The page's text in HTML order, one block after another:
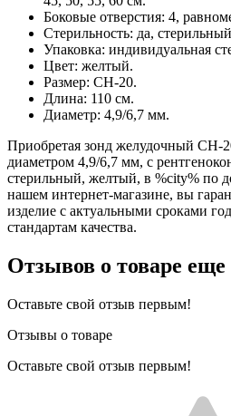
Боковые отверстия: 4,
Стерильность: да,
Упаковка: индивидуальная
Цвет: желтый.
Размер: CH-20.
Длина: 110 см.
Диаметр: 4,9/6,7 мм.
Приобретая зонд желудочный CH-
диаметром 4,9/6,7 мм, с
стерильный, желтый, в %city% по
нашем интернет-магазине, вы
изделие с актуальными сроками
стандартам качества.
Отзывов о товаре еще
Оставьте свой отзыв первым!
Отзывы о товаре
Оставьте свой отзыв первым!